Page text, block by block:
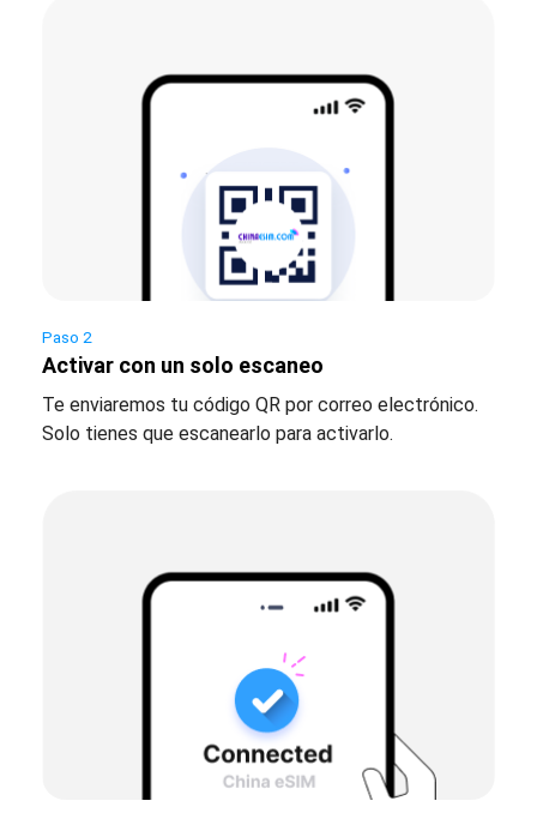
Paso 2
Activar con un solo escaneo
Te enviaremos tu código QR por correo electrónico.
Solo tienes que escanearlo para activarlo.